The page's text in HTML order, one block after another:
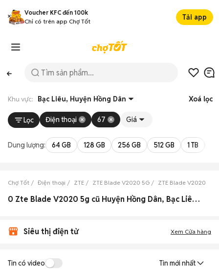
Voucher KFC đến 100k
Chỉ có trên app Chợ Tốt
Tải app
Khu vực: Bạc Liêu, Huyện Hồng Dân Xoá lọc
Lọc Điện thoại 67 Giá
Dung lượng: 64 GB 128 GB 256 GB 512 GB 1 TB
Chợ Tốt Điện thoại ZTE ZTE Blade V2020 5G ZTE Blade V2020 5G
0 Zte Blade V2020 5g cũ Huyện Hồng Dân, Bạc Liêu đẹp
Siêu thị điện tử Xem Cửa hàng
Tin có video Tin mới nhất